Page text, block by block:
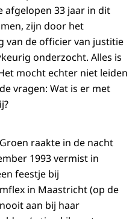
afgelopen 33 jaar in dit
zijn door het
van de officier van justitie
onderzocht. Alles is
mocht echter niet leiden
vragen: Wat is er met
raakte in de nacht
1993 vermist in
feestje bij
in Maastricht (op de
aan bij haar